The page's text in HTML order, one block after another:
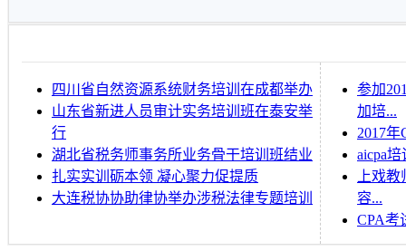
四川省自然资源系统财务培训在成都举办
山东省新进人员审计实务培训班在泰安举
行
湖北省税务师事务所业务骨干培训班结业
扎实实训砺本领 凝心聚力促提质
大连税协协助律协举办涉税法律专题培训
参加
加培...
2017
aicpa
上戏
容...
CPA考